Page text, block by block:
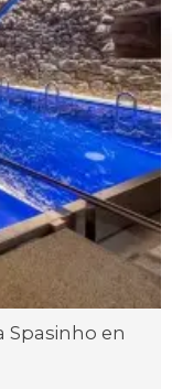
Spasinho en